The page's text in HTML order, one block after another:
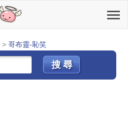
> 哥布靈-恥笑